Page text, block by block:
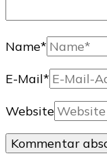
Name*
E-Mail*
Website